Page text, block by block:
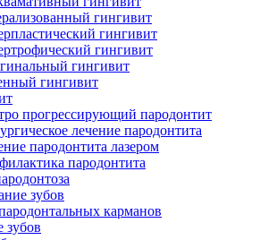
гингивит
гингивит
гингивит
гингивит
гингивит
прогрессирующий пародонтит
лечение пародонтита
пародонтита лазером
пародонтита
зубов
карманов
зубов